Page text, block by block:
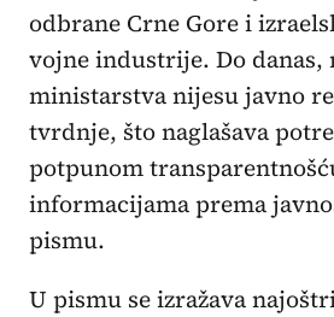
odbrane Crne Gore i
vojne industrije. Do danas,
ministarstva nijesu javno
tvrdnje, što naglašava
potpunom
informacijama prema
pismu.
U pismu se izražava